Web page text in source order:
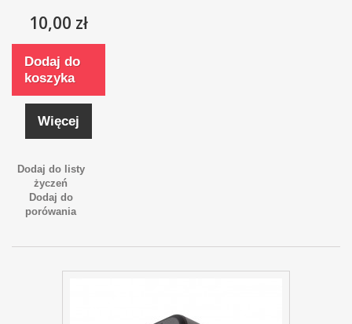
10,00 zł
Dodaj do
koszyka
Więcej
Dodaj do listy
życzeń
Dodaj do
porówania